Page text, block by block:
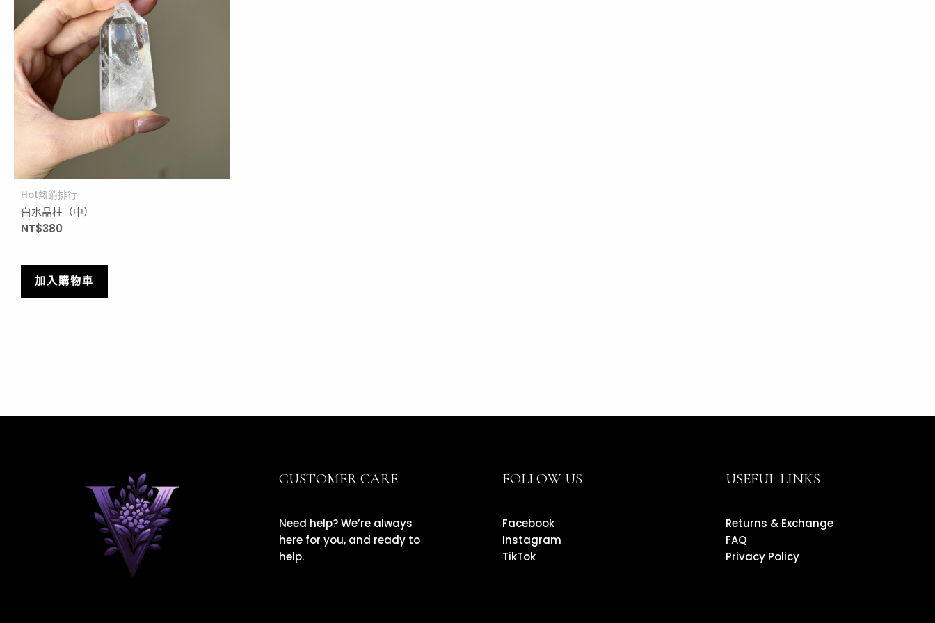
Hot熱銷排行
白水晶柱（中）
NT$380
加入購物車
CUSTOMER CARE
Need help? We’re always
here for you, and ready to
help.
FOLLOW US
Facebook
Instagram
TikTok
USEFUL LINKS
Returns & Exchange
FAQ
Privacy Policy